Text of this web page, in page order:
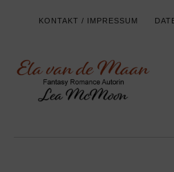
KONTAKT / IMPRESSUM